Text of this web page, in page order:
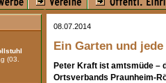
(03.
08.07.2014
Ein Garten und
Peter Kraft ist amtsmüde –
Ortsverbands Praunheim-